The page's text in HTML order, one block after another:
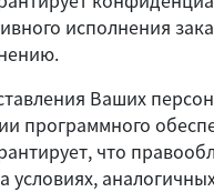
исполнения
Ваших
программного
что
условиях,